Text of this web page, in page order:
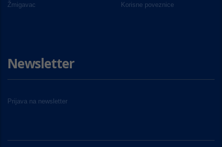
Žmigavac Korisne poveznice
Newsletter
Prijava na newsletter